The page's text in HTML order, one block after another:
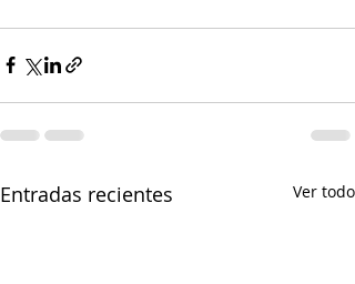
Entradas recientes Ver todo